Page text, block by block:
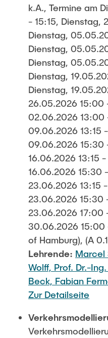
k.A., Termine am
- 15:15, Dienstag,
Dienstag,
Dienstag,
Dienstag,
Dienstag,
Dienstag,
26.05.2026 15:00
02.06.2026 13:00
09.06.2026 13:15
09.06.2026 15:30
16.06.2026 13:15
16.06.2026 15:30
23.06.2026 13:15
23.06.2026 15:30
23.06.2026 17:00
30.06.2026 15:00
of Hamburg), (A
Lehrende: Marcel
Wolff, Prof. Dr.-
Beck, Fabian
Zur Detailseite